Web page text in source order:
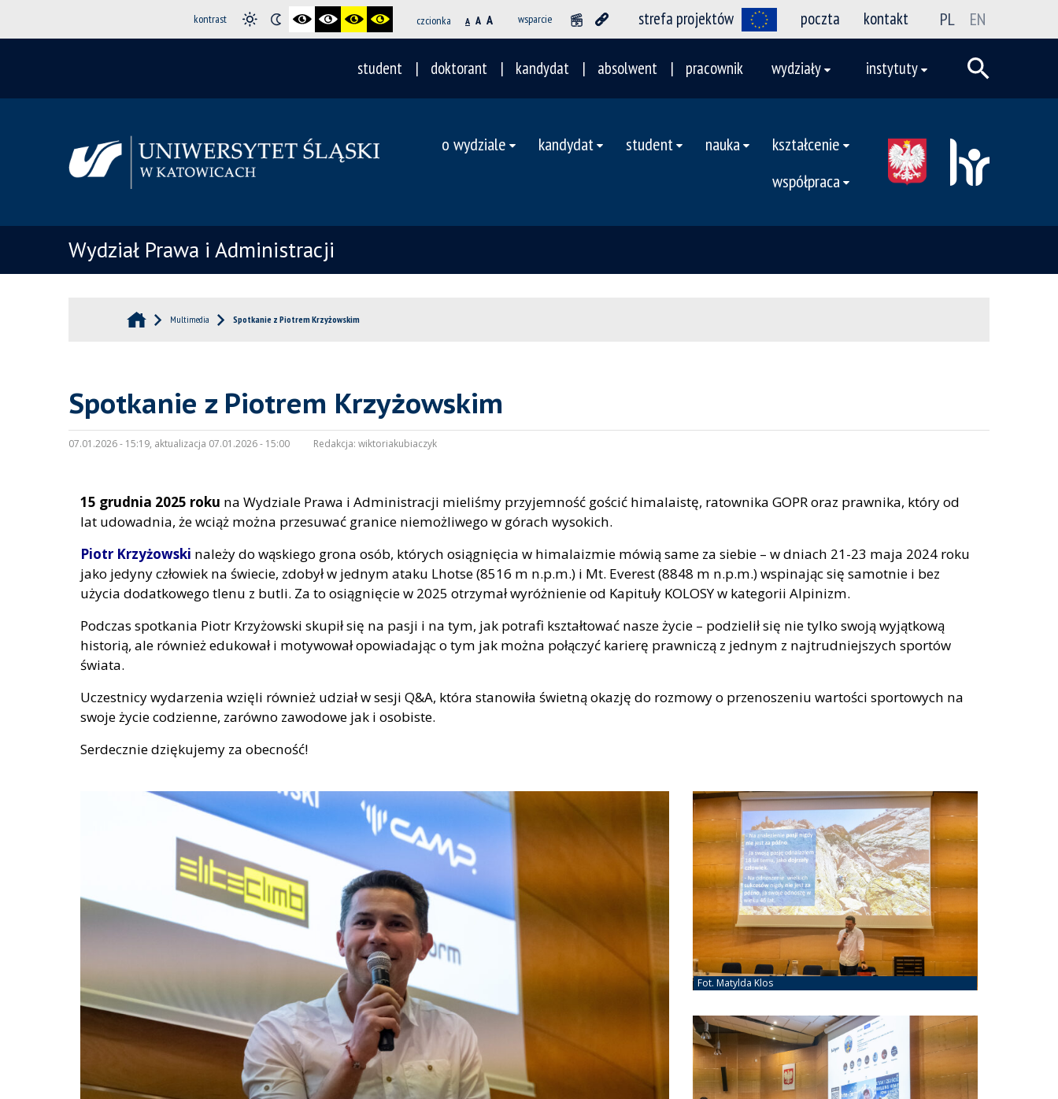
kontrast czcionka A A A wsparcie strefa projektów poczta kontakt PL EN
student doktorant kandydat absolwent pracownik wydziały instytuty
o wydziale kandydat student nauka
kształcenie
współpraca
Wydział Prawa i Administracji
Multimedia Spotkanie z Piotrem Krzyżowskim
Spotkanie z Piotrem Krzyżowskim
07.01.2026 - 15:19, aktualizacja 07.01.2026 - 15:00 Redakcja: wiktoriakubiaczyk
15 grudnia 2025 roku na Wydziale Prawa i Administracji mieliśmy przyjemność gościć himalaistę, ratownika GOPR oraz prawnika, który od
lat udowadnia, że wciąż można przesuwać granice niemożliwego w górach wysokich.
Piotr Krzyżowski należy do wąskiego grona osób, których osiągnięcia w himalaizmie mówią same za siebie – w dniach 21-23 maja 2024 roku
jako jedyny człowiek na świecie, zdobył w jednym ataku Lhotse (8516 m n.p.m.) i Mt. Everest (8848 m n.p.m.) wspinając się samotnie i bez
użycia dodatkowego tlenu z butli. Za to osiągnięcie w 2025 otrzymał wyróżnienie od Kapituły KOLOSY w kategorii Alpinizm.
Podczas spotkania Piotr Krzyżowski skupił się na pasji i na tym, jak potrafi kształtować nasze życie – podzielił się nie tylko swoją wyjątkową
historią, ale również edukował i motywował opowiadając o tym jak można połączyć karierę prawniczą z jednym z najtrudniejszych sportów
świata.
Uczestnicy wydarzenia wzięli również udział w sesji Q&A, która stanowiła świetną okazję do rozmowy o przenoszeniu wartości sportowych na
swoje życie codzienne, zarówno zawodowe jak i osobiste.
Serdecznie dziękujemy za obecność!